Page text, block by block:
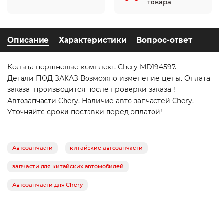
товара
Описание Характеристики Вопрос-ответ
Кольца поршневые комплект, Chery MD194597.
Детали ПОД ЗАКАЗ Возможно изменение цены. Оплата
заказа производится после проверки заказа !
Автозапчасти Chery. Наличие авто запчастей Chery.
Уточняйте сроки поставки перед оплатой!
Автозапчасти китайские автозапчасти
запчасти для китайских автомобилей
Автозапчасти для Chery